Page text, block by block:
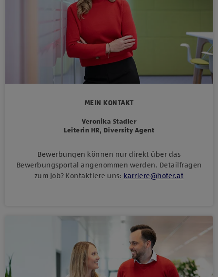
MEIN KONTAKT
Veronika Stadler
Leiterin HR, Diversity Agent
Bewerbungen können nur direkt über das
Bewerbungsportal angenommen werden. Detailfragen
zum Job? Kontaktiere uns: karriere@hofer.at